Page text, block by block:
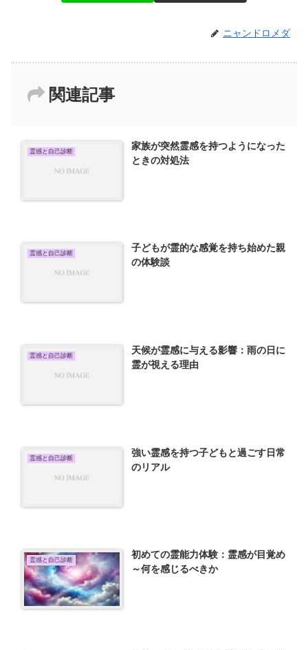
ニャンドロメダ
関連記事
霊感と自己診断
家族が突然霊感を持つようになった
ときの対処法
霊感と自己診断
子どもが霊的な感覚を持ち始めた親
の体験談
霊感と自己診断
天候が霊感に与える影響：雨の日に
霊が視える理由
霊感と自己診断
強い霊感を持つ子どもと過ごす日常
のリアル
霊感と自己診断
初めての霊能力体験：霊感が目覚め
～何を感じるべきか